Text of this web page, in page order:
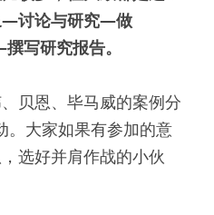
—讨论与研究—做
写研究报告。
贝恩、毕马威的案例分
。大家如果有参加的意
选好并肩作战的小伙